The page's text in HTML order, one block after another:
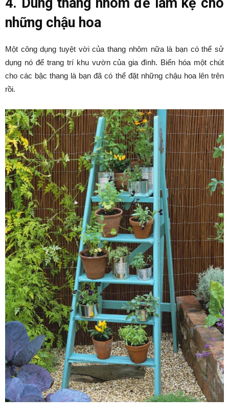
những chậu hoa
Một công dụng tuyệt vời của thang nhôm nữa là bạn có thể sử
dụng nó để trang trí khu vườn của gia đình. Biến hóa một chút
cho các bậc thang là bạn đã có thể đặt những chậu hoa lên trên
rồi.